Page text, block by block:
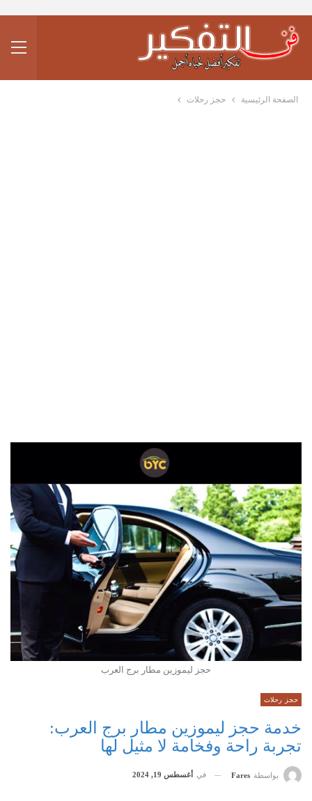
الصفحة الرئيسية حجز رحلات
حجز ليموزين مطار برج العرب
حجز رحلات
خدمة حجز ليموزين مطار برج العرب:
تجربة راحة وفخامة لا مثيل لها
بواسطة Fares في أغسطس 19, 2024